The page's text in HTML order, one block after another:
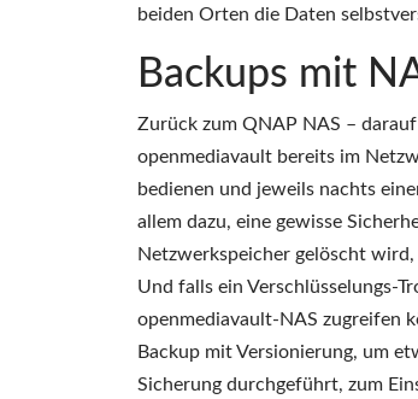
beiden Orten die Daten
Backups mit
Zurück zum QNAP NAS –
openmediavault bereits im
bedienen und jeweils nachts
allem dazu, eine gewisse
Netzwerkspeicher gelöscht
Und falls ein Verschlüsselungs-
openmediavault-NAS zugreifen
Backup mit Versionierung, um
Sicherung durchgeführt, zum